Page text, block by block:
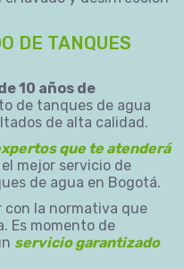
DE TANQUES
10 años de
de tanques de agua
de alta calidad.
que te atenderá
mejor servicio de
de agua en Bogotá.
con la normativa que
Es momento de
servicio garantizado